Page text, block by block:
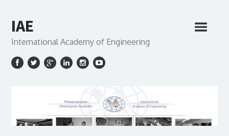
IAE
International Academy of Engineering